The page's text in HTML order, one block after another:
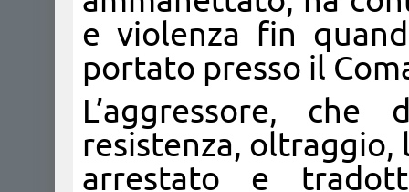
e violenza fin
portato presso il
L’aggressore,
resistenza, oltraggio,
arrestato e